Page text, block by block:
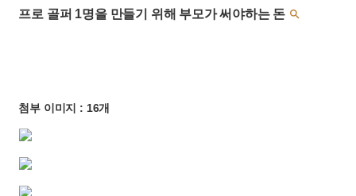
프로 골퍼 1명을 만들기 위해 부모가 써야하는 돈 
첨부 이미지 : 16개